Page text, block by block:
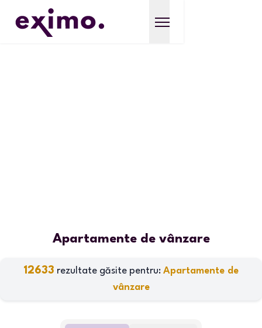
Apartamente de vânzare
12633 rezultate găsite pentru: Apartamente de
vânzare